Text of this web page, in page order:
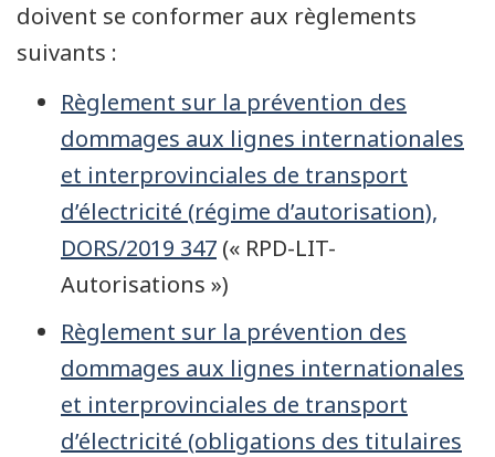
doivent se conformer aux règlements
suivants :
Règlement sur la prévention des
dommages aux lignes internationales
et interprovinciales de transport
d’électricité (régime d’autorisation),
DORS/2019 347 (« RPD-LIT-
Autorisations »)
Règlement sur la prévention des
dommages aux lignes internationales
et interprovinciales de transport
d’électricité (obligations des titulaires